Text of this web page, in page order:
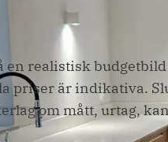
en realistisk
priser är indikativa.
om mått, urtag,